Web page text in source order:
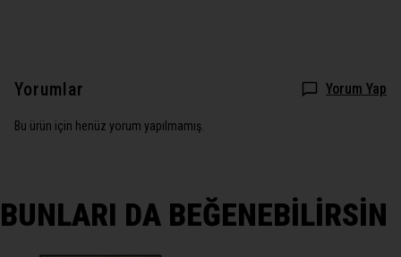
Yorumlar Yorum Yap
Bu ürün için henüz yorum yapılmamış.
BUNLARI DA BEĞENEBİLİRSİN